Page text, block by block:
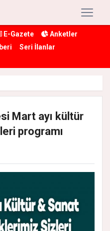
E-Gazete
Anketler
Seri İlanlar
Mart ayı kültür
programı